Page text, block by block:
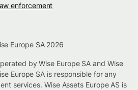
enforcement
Europe SA 2026
by Wise Europe SA and Wise
Europe SA is responsible for any
services. Wise Assets Europe AS is